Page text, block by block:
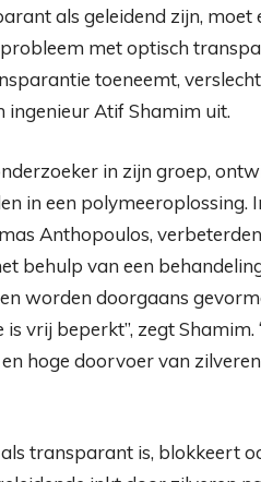
als geleidend zijn, moet
met optisch
toeneemt,
ingenieur Atif Shamim uit.
in zijn groep,
in een polymeeroplossing.
Anthopoulos,
behulp van een
worden doorgaans
vrij beperkt”, zegt Shamim.
hoge doorvoer van